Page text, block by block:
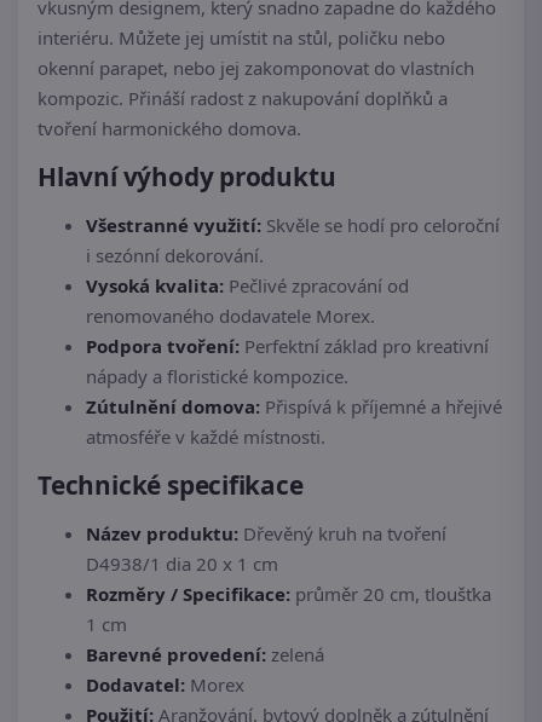
vkusným designem, který snadno zapadne do každého
interiéru. Můžete jej umístit na stůl, poličku nebo
okenní parapet, nebo jej zakomponovat do vlastních
kompozic. Přináší radost z nakupování doplňků a
tvoření harmonického domova.
Hlavní výhody produktu
Všestranné využití: Skvěle se hodí pro celoroční
i sezónní dekorování.
Vysoká kvalita: Pečlivé zpracování od
renomovaného dodavatele Morex.
Podpora tvoření: Perfektní základ pro kreativní
nápady a floristické kompozice.
Zútulnění domova: Přispívá k příjemné a hřejivé
atmosféře v každé místnosti.
Technické specifikace
Název produktu: Dřevěný kruh na tvoření
D4938/1 dia 20 x 1 cm
Rozměry / Specifikace: průměr 20 cm, tloušťka
1 cm
Barevné provedení: zelená
Dodavatel: Morex
Použití: Aranžování, bytový doplněk a zútulnění